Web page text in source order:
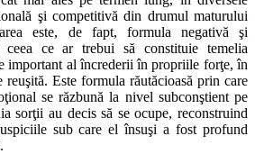
şi competitivă din drumul maturului
este, de fapt, formula negativă şi
ceea ce ar trebui să constituie temelia
important al încrederii în propriile forţe, în
reuşită. Este formula răutăcioasă prin care
se răzbună la nivel subconştient pe
sorţii au decis să se ocupe, reconstruind
sub care el însuşi a fost profund